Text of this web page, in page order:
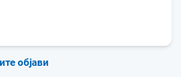
објави